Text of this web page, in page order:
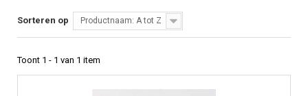
Sorteren op Productnaam: A tot Z
Toont 1 - 1 van 1 item